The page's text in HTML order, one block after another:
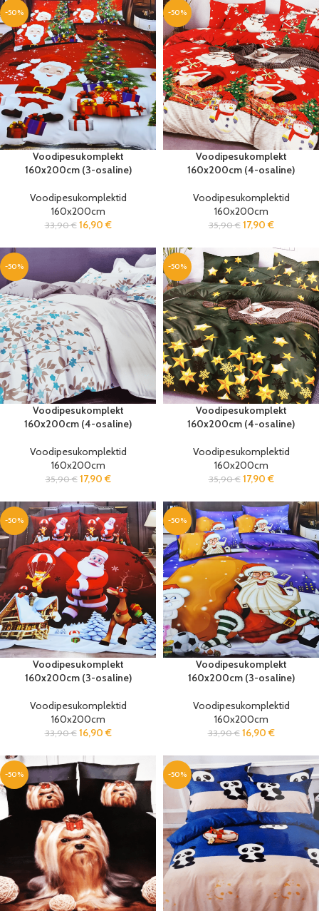
-50%
Voodipesukomplekt
160x200cm (3-osaline)
Voodipesukomplektid
160x200cm
33,90€ 16,90 €
-50%
Voodipesukomplekt
160x200cm (4-osaline)
Voodipesukomplektid
160x200cm
35,90€ 17,90 €
-50%
Voodipesukomplekt
160x200cm (4-osaline)
Voodipesukomplektid
160x200cm
35,90€ 17,90 €
-50%
Voodipesukomplekt
160x200cm (4-osaline)
Voodipesukomplektid
160x200cm
35,90€ 17,90 €
-50%
Voodipesukomplekt
160x200cm (3-osaline)
Voodipesukomplektid
160x200cm
33,90€ 16,90 €
-50%
Voodipesukomplekt
160x200cm (3-osaline)
Voodipesukomplektid
160x200cm
33,90€ 16,90 €
-50% -50%